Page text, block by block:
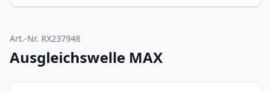
Art.-Nr. RX237948
Ausgleichswelle MAX